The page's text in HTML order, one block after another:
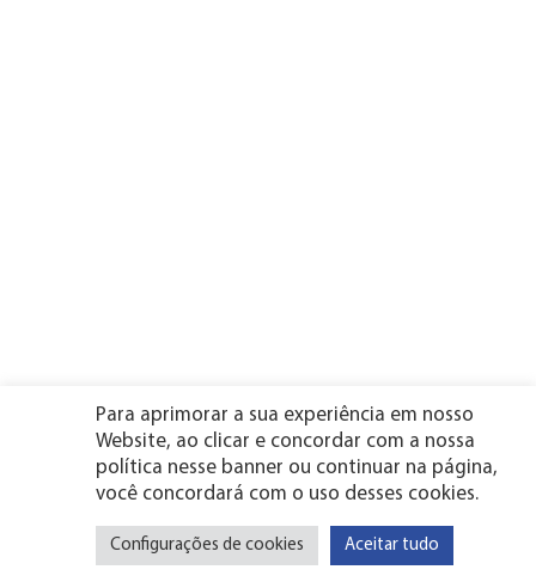
Vitória de
Parnamirim - RN Mamanguape - PB
Para aprimorar a sua experiência em nosso
Website, ao clicar e concordar com a nossa
política nesse banner ou continuar na página,
você concordará com o uso desses cookies.
Configurações de cookies Aceitar tudo